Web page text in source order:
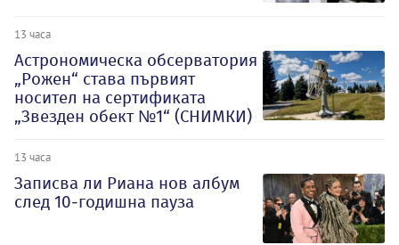
13 часа
Астрономическа обсерватория
„Рожен“ става първият
носител на сертификата
„Звезден обект №1“ (СНИМКИ)
13 часа
Записва ли Риана нов албум
след 10-годишна пауза